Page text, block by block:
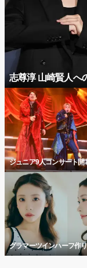
志尊淳 山崎賢人へ
ジュニア9人コンサート開
グラマーツインハーフ作